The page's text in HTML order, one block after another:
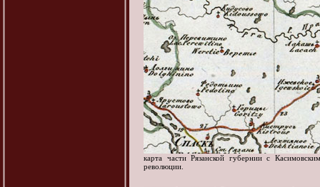
карта части Рязанской губернии с
революции.